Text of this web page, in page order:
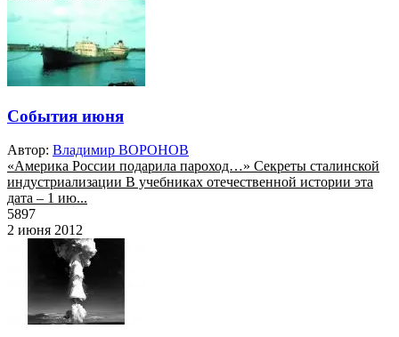
События июня
Автор: Владимир ВОРОНОВ
«Америка России подарила пароход…» Секреты сталинской
индустриализации В учебниках отечественной истории эта
дата – 1 ию...
5897
2 июня 2012